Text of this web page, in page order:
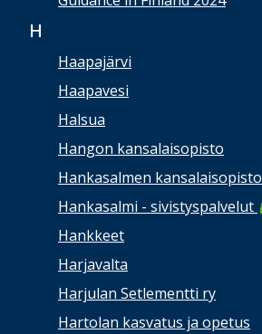
H
Haapajärvi
Haapavesi
Halsua
Hangon kansalaisopisto
Hankasalmen kansalaisopisto
Hankasalmi - sivistyspalvelut
Hankkeet
Harjavalta
Harjulan Setlementti ry
Hartolan kasvatus ja opetus